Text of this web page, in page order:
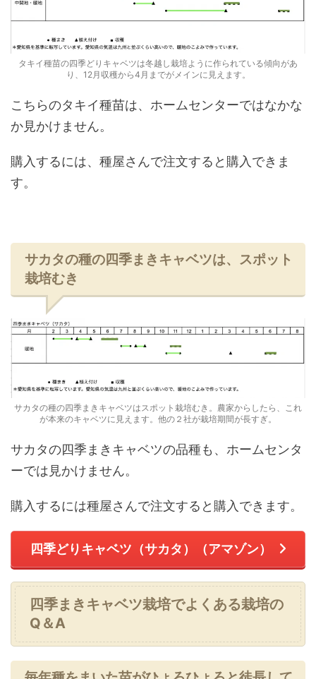
タキイ種苗の四季どりキャベツは冬越し栽培ように作られている傾向があ
り、12月収穫から4月までがメインに見えます。
こちらのタキイ種苗は、ホームセンターではなかな
か見かけません。
購入するには、種屋さんで注文すると購入できま
す。
サカタの種の四季まきキャベツは、スポット
栽培むき
サカタの種の四季まきキャベツはスポット栽培むき。農家からしたら、これ
が本来のキャベツに見えます。他の２社が栽培期間が長すぎ。
サカタの四季まきキャベツの品種も、ホームセンタ
ーでは見かけません。
購入するには種屋さんで注文すると購入できます。
四季どりキャベツ（サカタ）（アマゾン）
四季まきキャベツ栽培でよくある栽培の
Q＆A